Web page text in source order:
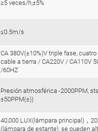
≥5 veces/h,±5%
≤0.5m/s
CA 380V(±10%)V triple fase,
cable a tierra / CA220V / CA110V
/60HZ
Presión atmosférica -2000PPM,
±50PPM(±))
40,000 LUX(lámpara principal)，
(lámpara de estante), se pueden